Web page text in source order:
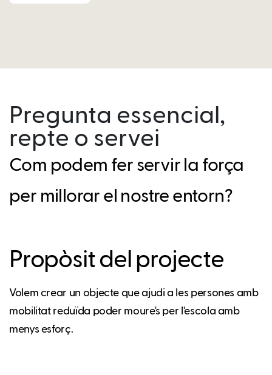
Pregunta essencial,
repte o servei
Com podem fer servir la força
per millorar el nostre entorn?
Propòsit del projecte
Volem crear un objecte que ajudi a les persones amb
mobilitat reduïda poder moure's per l'escola amb
menys esforç.